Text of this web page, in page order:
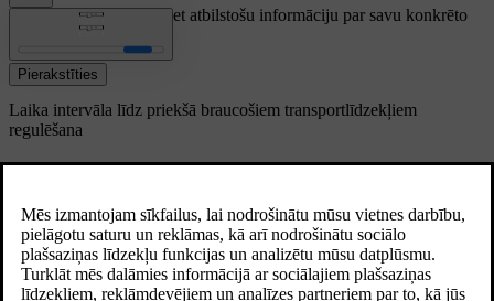
Pielāgots atbalstsIegūstiet atbilstošu informāciju par savu konkrēto
automašīnu.
Pierakstīties
Laika intervāla līdz priekšā braucošiem transportlīdzekļiem
regulēšana
Pilot Assist var palīdzēt ieturēt noteiktu laika
transportlīdzekļiem. Ar stūres rata vadības pogām
var regulēt laika intervālu un līdz ar to arī distanci
līdz priekšā braucošajiem transportlīdzekļiem.